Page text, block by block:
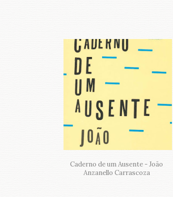
Caderno de um Ausente - João
Anzanello Carrascoza